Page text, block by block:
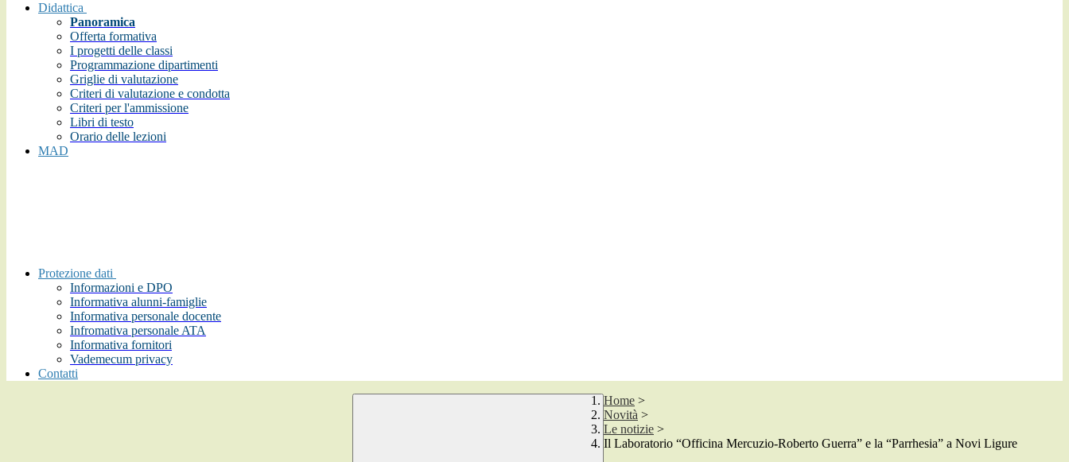
Didattica
Panoramica
Offerta formativa
I progetti delle classi
Programmazione dipartimenti
Griglie di valutazione
Criteri di valutazione e condotta
Criteri per l'ammissione
Libri di testo
Orario delle lezioni
MAD
Protezione dati
Informazioni e DPO
Informativa alunni-famiglie
Informativa personale docente
Infromativa personale ATA
Informativa fornitori
Vademecum privacy
Contatti
Home >
Novità >
Le notizie >
Il Laboratorio “Officina Mercuzio-Roberto Guerra” e la “Parrhesia” a Novi Ligure